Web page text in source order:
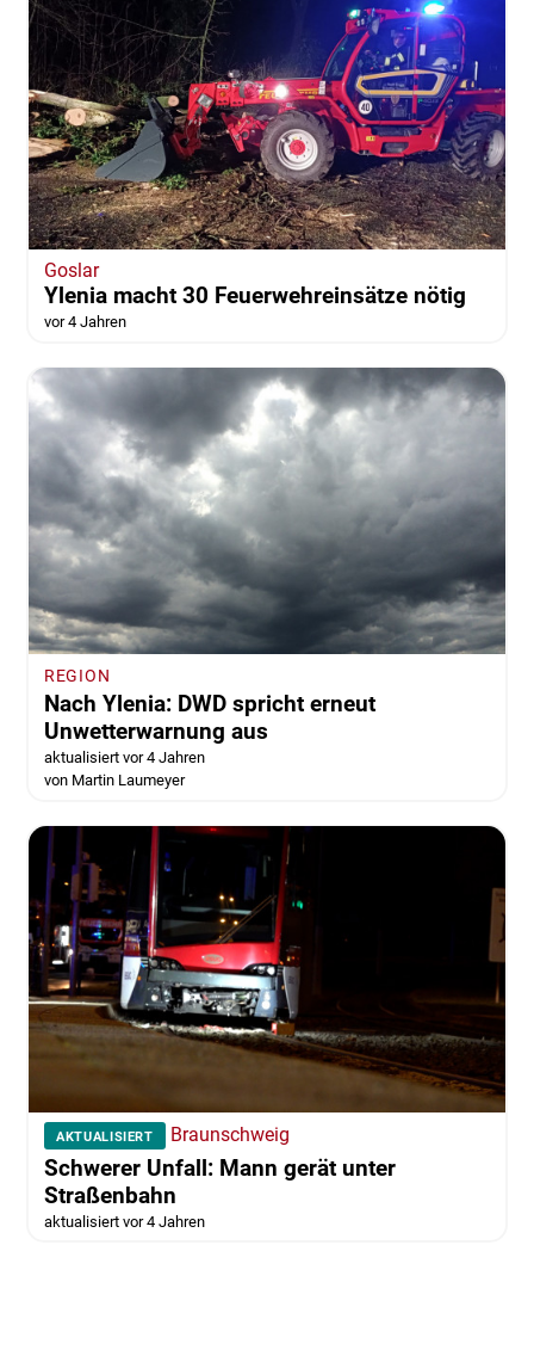
Goslar
Ylenia macht 30 Feuerwehreinsätze nötig
vor 4 Jahren
REGION
Nach Ylenia: DWD spricht erneut
Unwetterwarnung aus
aktualisiert vor 4 Jahren
von Martin Laumeyer
AKTUALISIERT Braunschweig
Schwerer Unfall: Mann gerät unter
Straßenbahn
aktualisiert vor 4 Jahren